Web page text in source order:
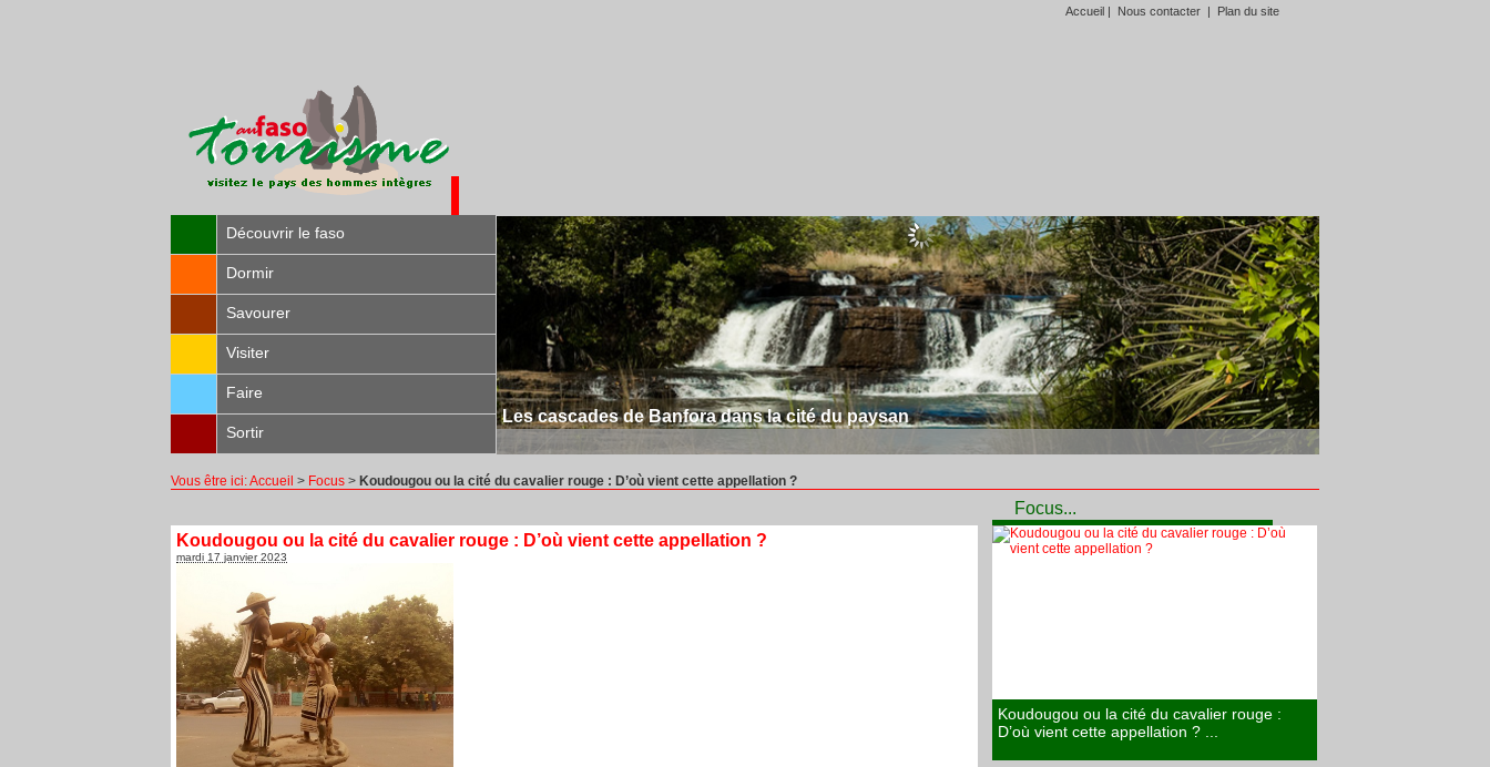
Accueil | Nous contacter | Plan du site
Découvrir le faso
Dormir
Savourer
Visiter
Faire
Sortir
Les cascades de Banfora dans la cité du paysan
Vous être ici:Accueil > Focus > Koudougou ou la cité du cavalier rouge : D’où vient cette appellation ?
Koudougou ou la cité du cavalier rouge : D’où vient cette appellation ?
mardi 17 janvier 2023
Focus...
Koudougou ou la cité du cavalier rouge :
D’où vient cette appellation ? ...